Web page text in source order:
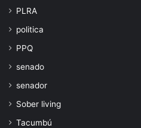
PLRA
politica
PPQ
senado
senador
Sober living
Tacumbú